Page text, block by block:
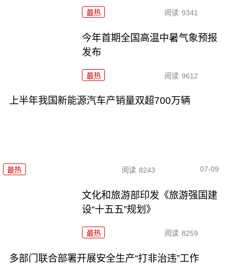
最热 阅读 9341
今年首期全国高温中暑气象预报
发布
最热 阅读 9612
上半年我国新能源汽车产销量双超700万辆
最热 阅读 8243 07-09
文化和旅游部印发《旅游强国建
设“十五五”规划》
最热 阅读 8259
多部门联合部署开展安全生产“打非治违”工作